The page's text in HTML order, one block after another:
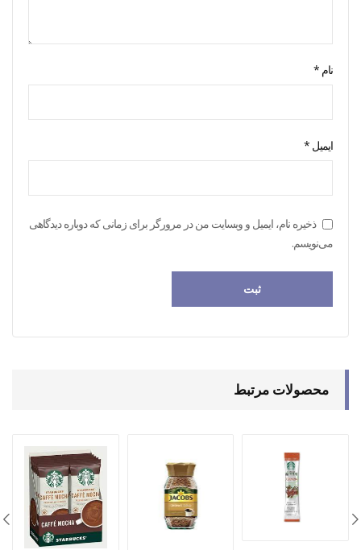
نام *
ایمیل *
ذخیره نام، ایمیل و وبسایت من در مرورگر برای زمانی که دوباره دیدگاهی
می‌نویسم.
محصولات مرتبط